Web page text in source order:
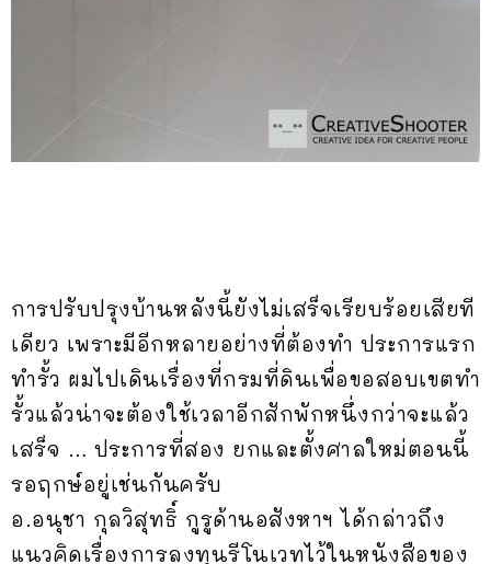
การปรับปรุงบ้านหลังนี้ยังไม่เสร็จเรียบร้อยเสียที
เดียว เพราะมีอีกหลายอย่างที่ต้องทำ ประการแรก
ทำรั้ว ผมไปเดินเรื่องที่กรมที่ดินเพื่อขอสอบเขตทำ
รั้วแล้วน่าจะต้องใช้เวลาอีกสักพักหนึ่งกว่าจะแล้ว
เสร็จ … ประการที่สอง ยกและตั้งศาลใหม่ตอนนี้
รอฤกษ์อยู่เช่นกันครับ
อ.อนุชา กุลวิสุทธิ์ กูรูด้านอสังหาฯ ได้กล่าวถึง
แนวคิดเรื่องการลงทุนรีโนเวทไว้ในหนังสือของ